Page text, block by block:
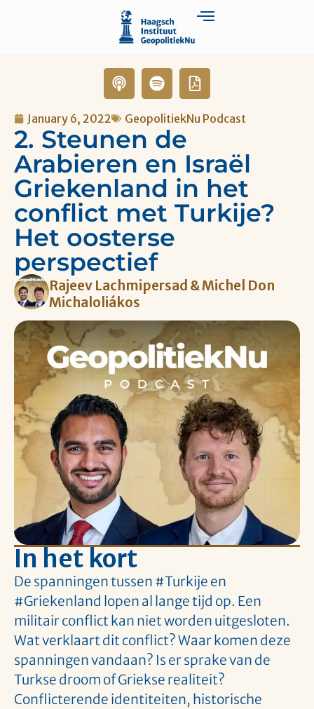
January 6, 2022 GeopolitiekNu Podcast
2. Steunen de
Arabieren en Israël
Griekenland in het
conflict met Turkije?
Het oosterse
perspectief
Rajeev Lachmipersad & Michel Don
Michaloliákos
In het kort
De spanningen tussen #Turkije en
#Griekenland lopen al lange tijd op. Een
militair conflict kan niet worden uitgesloten.
Wat verklaart dit conflict? Waar komen deze
spanningen vandaan? Is er sprake van de
Turkse droom of Griekse realiteit?
Conflicterende identiteiten, historische